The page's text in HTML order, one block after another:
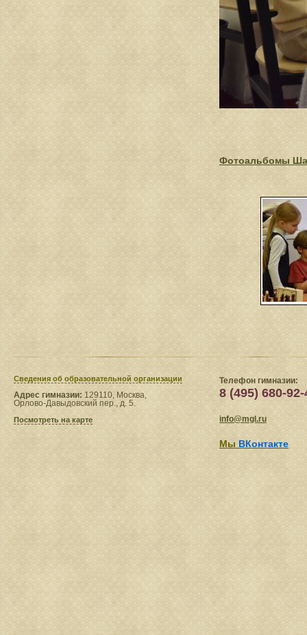
Фотоальбомы
Сведения​ об образовательной организации
Адрес гимназии: 129110, Москва,
Орлово-Давыдовский пер., д. 5.
Посмотреть на карте
Телефон гимназии:
8 (495) 680-92-
info@mgl.ru
Мы ВКонтакте